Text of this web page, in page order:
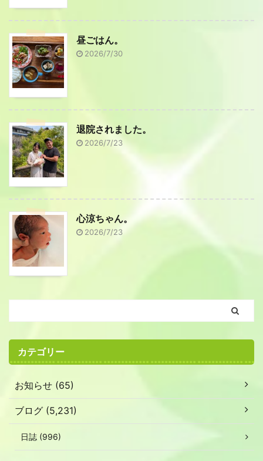
昼ごはん。
2026/7/30
退院されました。
2026/7/23
心涼ちゃん。
2026/7/23
カテゴリー
お知らせ (65)
ブログ (5,231)
日誌 (996)